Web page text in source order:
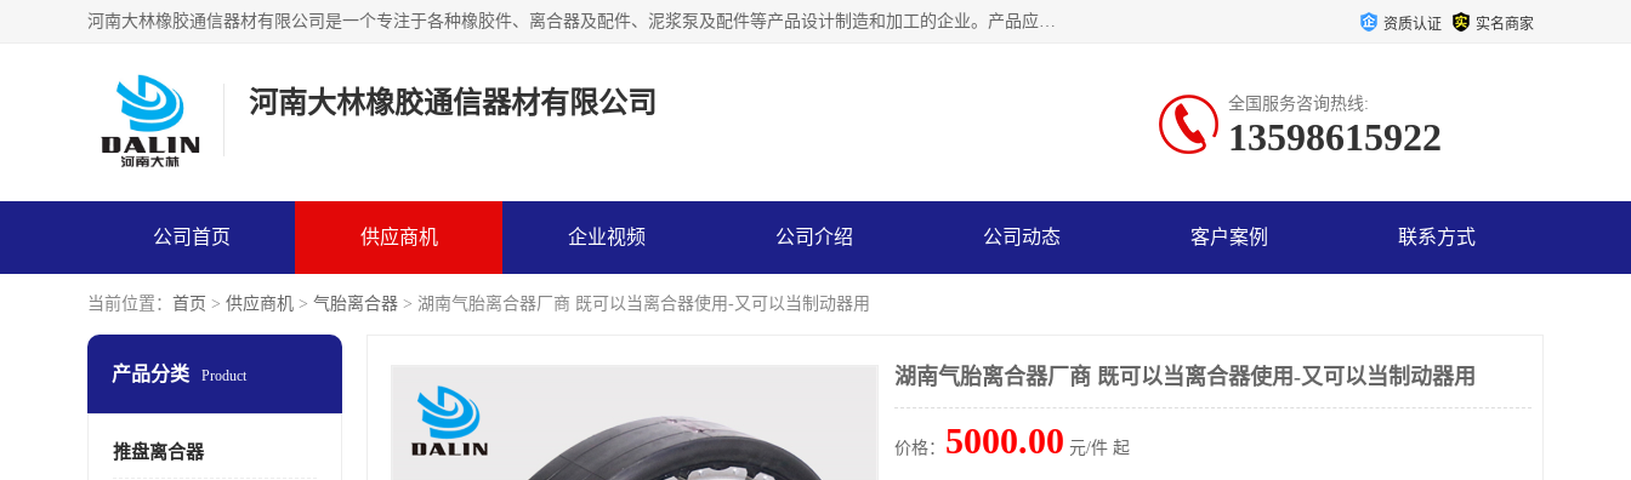
河南大林橡胶通信器材有限公司是一个专注于各种橡胶件、离合器及配件、泥浆泵及配件等产品设计制造和加工的企业。产品应用于矿山、冶金、石油、钢铁、化工、水泥、船舶、造纸、通用机械等各种大功率机械传动或制动装置。 资质认证 实名商家
河南大林橡胶通信器材有限公司 全国服务咨询热线:
13598615922
公司首页 供应商机 企业视频 公司介绍 公司动态 客户案例 联系方式
当前位置： 首页 > 供应商机 > 气胎离合器 > 湖南气胎离合器厂商 既可以当离合器使用-又可以当制动器用
产品分类 Product
推盘离合器
湖南气胎离合器厂商 既可以当离合器使用-又可以当制动器用
价格： 5000.00 元/件 起